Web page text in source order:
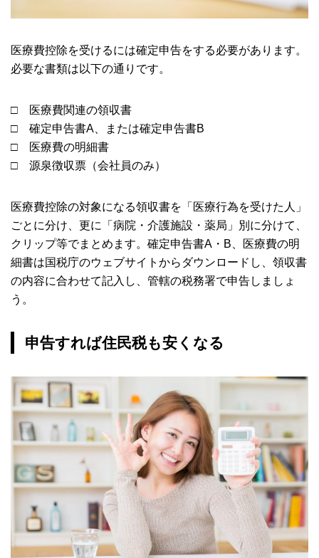
医療費控除を受けるには確定申告をする必要があります。
必要な書類は以下の通りです。
□ 医療費関連の領収書
□ 確定申告書A、または確定申告書B
□ 医療費の明細書
□ 源泉徴収票（会社員のみ）
医療費控除の対象になる領収書を「医療行為を受けた人」
ごとに分け、更に「病院・介護施設・薬局」別に分けて、
クリップ等でまとめます。確定申告書A・B、医療費の明
細書は国税庁のウェブサイトからダウンロードし、領収書
の内容に合わせて記入し、管轄の税務署で申告しましょ
う。
申告すれば住民税も安くなる